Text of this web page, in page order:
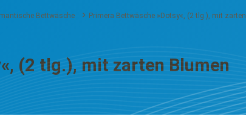
Bettwäsche
Primera Bettwäsche »Dotsy«, (2 tlg.), mit zarten
(2 tlg.), mit zarten Blumen